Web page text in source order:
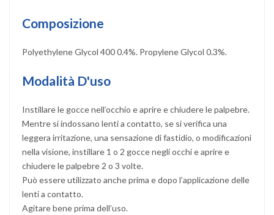
Composizione
Polyethylene Glycol 400 0.4%. Propylene Glycol 0.3%.
Modalità D'uso
Instillare le gocce nell’occhio e aprire e chiudere le palpebre.
Mentre si indossano lenti a contatto, se si verifica una
leggera irritazione, una sensazione di fastidio, o modificazioni
nella visione, instillare 1 o 2 gocce negli occhi e aprire e
chiudere le palpebre 2 o 3 volte.
Può essere utilizzato anche prima e dopo l’applicazione delle
lenti a contatto.
Agitare bene prima dell’uso.